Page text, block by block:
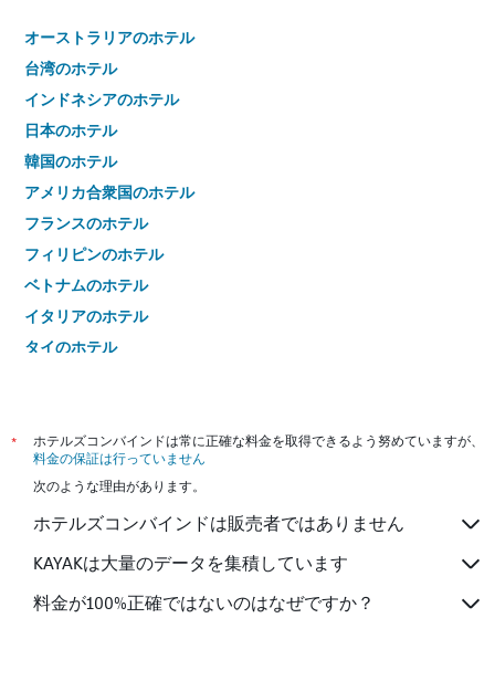
オーストラリアのホテル
台湾のホテル
インドネシアのホテル
日本のホテル
韓国のホテル
アメリカ合衆国のホテル
フランスのホテル
フィリピンのホテル
ベトナムのホテル
イタリアのホテル
タイのホテル
*
ホテルズコンバインドは常に正確な料金を取得できるよう努めていますが、
料金の保証は行っていません
次のような理由があります。
ホテルズコンバインドは販売者ではありません
KAYAKは大量のデータを集積しています
料金が100%正確ではないのはなぜですか？